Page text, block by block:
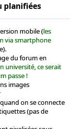
planifiées
mobile (les
via smartphone
du forum en
université, ce serait
passe !
images
on se connecte
(pas de